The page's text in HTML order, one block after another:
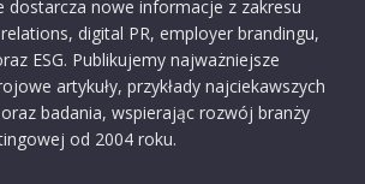
dostarcza nowe informacje z zakresu
digital PR, employer brandingu,
ESG. Publikujemy najważniejsze
artykuły, przykłady najciekawszych
badania, wspierając rozwój branży
od 2004 roku.